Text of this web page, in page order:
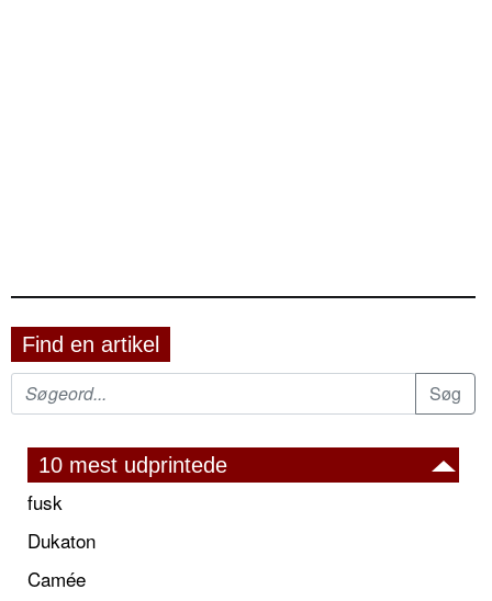
Find en artikel
10 mest udprintede
fusk
Dukaton
Camée